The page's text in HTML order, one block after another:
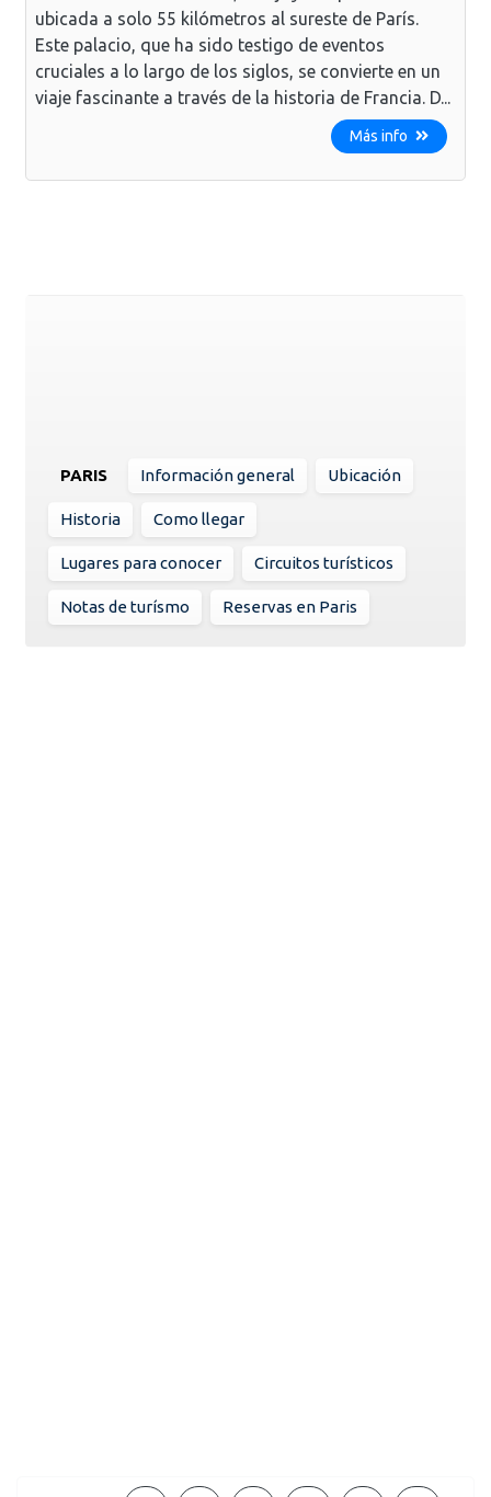
ubicada a solo 55 kilómetros al sureste de París.
Este palacio, que ha sido testigo de eventos
cruciales a lo largo de los siglos, se convierte en un
viaje fascinante a través de la historia de Francia. D...
Más info
PARIS Información general Ubicación
Historia Como llegar
Lugares para conocer Circuitos turísticos
Notas de turísmo Reservas en Paris